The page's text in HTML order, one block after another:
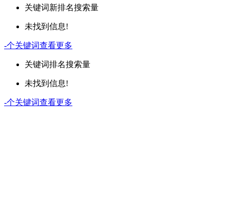
关键词新排名搜索量
未找到信息!
-个关键词查看更多
关键词排名搜索量
未找到信息!
-个关键词查看更多